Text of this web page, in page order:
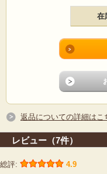
在
返品についての詳細はこ
レビュー（7件）
総評: 4.9